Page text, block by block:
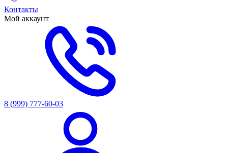
Контакты
Мой аккаунт
8 (999) 777-60-03